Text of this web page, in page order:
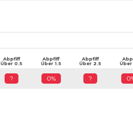
Abpfiff
Über 0.5
Abpfiff
Über 1.5
Abpfiff
Über 2.5
Über
? 0% ?